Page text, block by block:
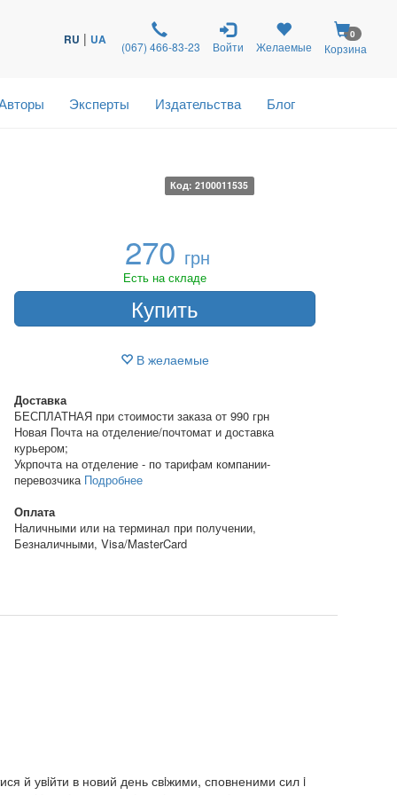
RU | UA (067) 466-83-23 Войти Желаемые
0
Корзина
Эксперты Издательства Блог
Код: 2100011535
270 грн
Есть на складе
Купить
В желаемые
Доставка
БЕСПЛАТНАЯ при стоимости заказа от 990 грн
Новая Почта на отделение/почтомат и доставка
курьером;
Укрпочта на отделение - по тарифам компании-
перевозчика Подробнее
Оплата
Наличными или на терминал при получении,
Безналичными, Visa/MasterCard
й увiйти в новий день свiжими, сповненими сил i